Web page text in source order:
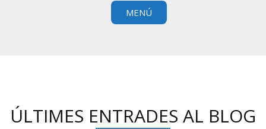
MENÚ
ÚLTIMES ENTRADES AL BLOG